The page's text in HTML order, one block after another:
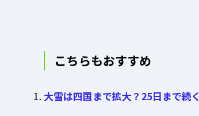
こちらもおすすめ
大雪は四国まで拡大？25日まで続